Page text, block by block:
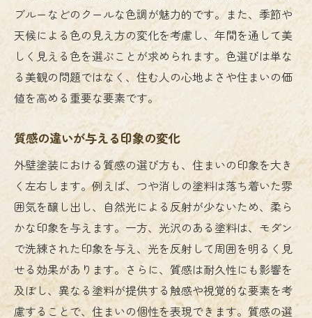
ブルーなどのクールな色調が魅力的です。また、季節や
天候による色の見え方の変化を考慮し、年間を通して美
しく見える色を選ぶことが求められます。色選びは単な
る美観の問題ではなく、住む人の心地よさや住まいの価
値を高める重要な要素です。
質感の違いが与える印象の変化
外壁塗装における質感の選び方も、住まいの印象を大き
く左右します。例えば、つや消しの塗料は落ち着いた雰
囲気を醸し出し、自然光による反射が少ないため、柔ら
かな印象を与えます。一方、光沢のある塗料は、モダン
で洗練された印象を与え、光を反射して周囲を明るく見
せる効果があります。さらに、質感は耐久性にも影響を
及ぼし、異なる塗料が提供する触感や視覚的な要素を考
慮することで、住まいの個性を表現できます。質感の選